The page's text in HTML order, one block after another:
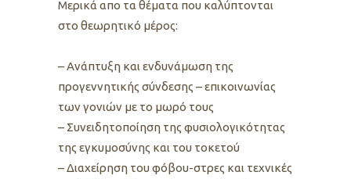
Μερικά απο τα θέματα που καλύπτονται
στο θεωρητικό μέρος:
– Ανάπτυξη και ενδυνάμωση της
προγεννητικής σύνδεσης – επικοινωνίας
των γονιών με το μωρό τους
– Συνειδητοποίηση της φυσιολογικότητας
της εγκυμοσύνης και του τοκετού
– Διαχείρηση του φόβου-στρες και τεχνικές